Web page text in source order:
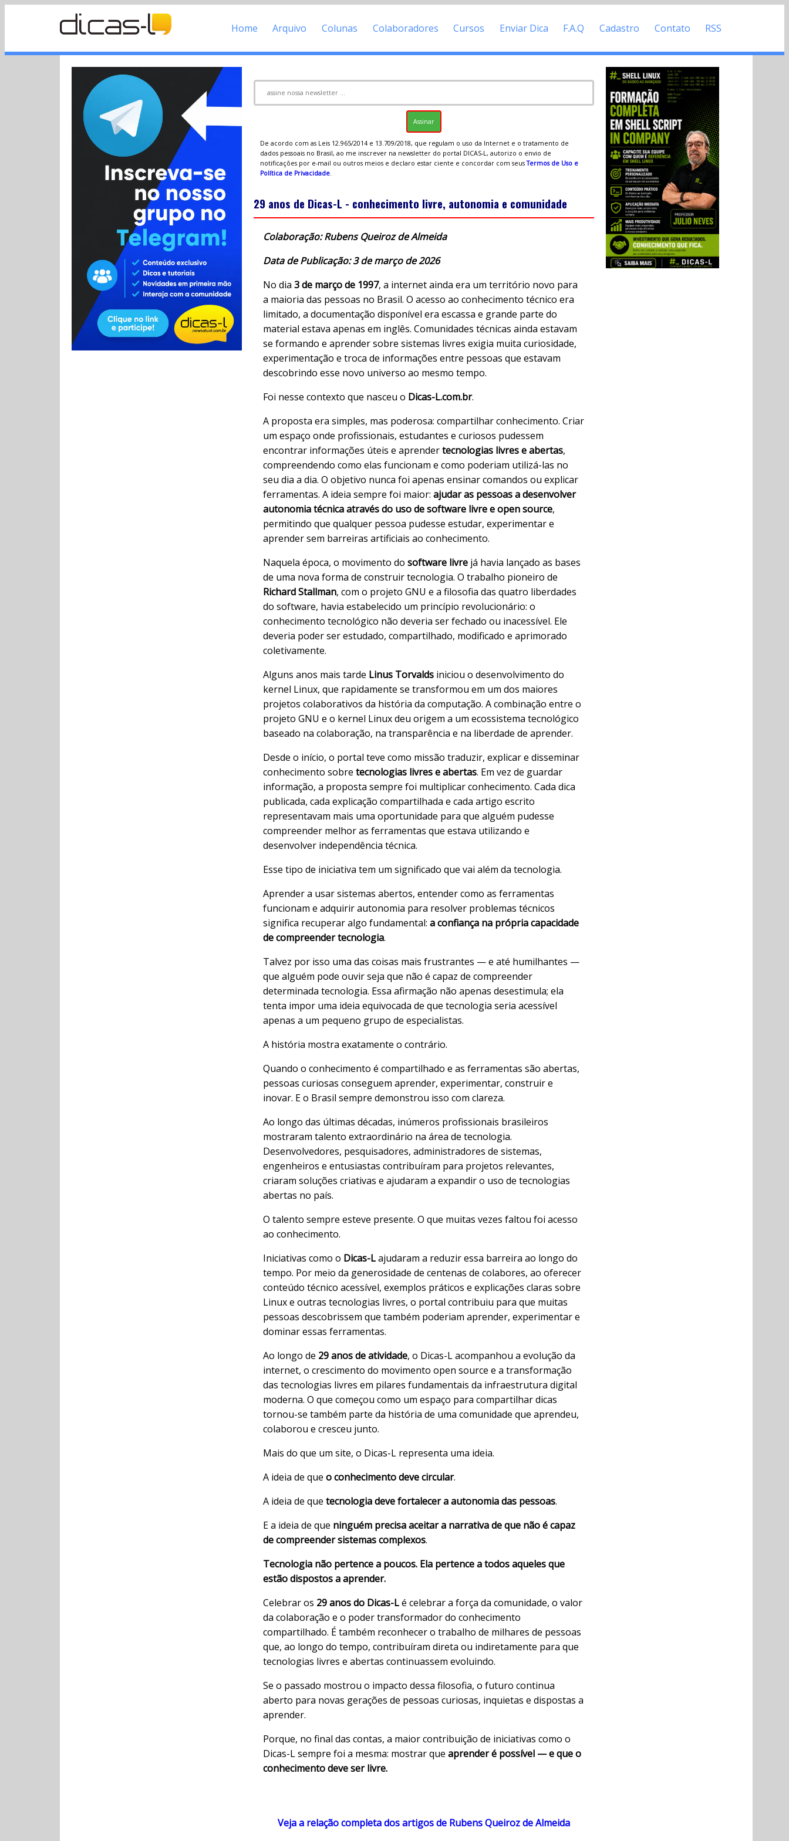
Home Arquivo Colunas Colaboradores Cursos Enviar Dica F.A.Q Cadastro Contato RSS
De acordo com as Leis 12.965/2014 e 13.709/2018, que regulam o uso da Internet e o tratamento de
dados pessoais no Brasil, ao me inscrever na newsletter do portal DICAS-L, autorizo o envio de
notificações por e-mail ou outros meios e declaro estar ciente e concordar com seusTermos de Uso e
Política de Privacidade.
29 anos de Dicas-L - conhecimento livre, autonomia e comunidade
Colaboração: Rubens Queiroz de Almeida
Data de Publicação: 3 de março de 2026
No dia 3 de março de 1997, a internet ainda era um território novo para
a maioria das pessoas no Brasil. O acesso ao conhecimento técnico era
limitado, a documentação disponível era escassa e grande parte do
material estava apenas em inglês. Comunidades técnicas ainda estavam
se formando e aprender sobre sistemas livres exigia muita curiosidade,
experimentação e troca de informações entre pessoas que estavam
descobrindo esse novo universo ao mesmo tempo.
Foi nesse contexto que nasceu o Dicas-L.com.br.
A proposta era simples, mas poderosa: compartilhar conhecimento. Criar
um espaço onde profissionais, estudantes e curiosos pudessem
encontrar informações úteis e aprendertecnologias livres e abertas,
compreendendo como elas funcionam e como poderiam utilizá-las no
seu dia a dia. O objetivo nunca foi apenas ensinar comandos ou explicar
ferramentas. A ideia sempre foi maior: ajudar as pessoas a desenvolver
autonomia técnica através do uso de software livre e open source,
permitindo que qualquer pessoa pudesse estudar, experimentar e
aprender sem barreiras artificiais ao conhecimento.
Naquela época, o movimento do software livre já havia lançado as bases
de uma nova forma de construir tecnologia. O trabalho pioneiro de
Richard Stallman, com o projeto GNU e a filosofia das quatro liberdades
do software, havia estabelecido um princípio revolucionário: o
conhecimento tecnológico não deveria ser fechado ou inacessível. Ele
deveria poder ser estudado, compartilhado, modificado e aprimorado
coletivamente.
Alguns anos mais tarde Linus Torvalds iniciou o desenvolvimento do
kernel Linux, que rapidamente se transformou em um dos maiores
projetos colaborativos da história da computação. A combinação entre o
projeto GNU e o kernel Linux deu origem a um ecossistema tecnológico
baseado na colaboração, na transparência e na liberdade de aprender.
Desde o início, o portal teve como missão traduzir, explicar e disseminar
conhecimento sobre tecnologias livres e abertas. Em vez de guardar
informação, a proposta sempre foi multiplicar conhecimento. Cada dica
publicada, cada explicação compartilhada e cada artigo escrito
representavam mais uma oportunidade para que alguém pudesse
compreender melhor as ferramentas que estava utilizando e
desenvolver independência técnica.
Esse tipo de iniciativa tem um significado que vai além da tecnologia.
Aprender a usar sistemas abertos, entender como as ferramentas
funcionam e adquirir autonomia para resolver problemas técnicos
significa recuperar algo fundamental: a confiança na própria capacidade
de compreender tecnologia.
Talvez por isso uma das coisas mais frustrantes — e até humilhantes —
que alguém pode ouvir seja que não é capaz de compreender
determinada tecnologia. Essa afirmação não apenas desestimula; ela
tenta impor uma ideia equivocada de que tecnologia seria acessível
apenas a um pequeno grupo de especialistas.
A história mostra exatamente o contrário.
Quando o conhecimento é compartilhado e as ferramentas são abertas,
pessoas curiosas conseguem aprender, experimentar, construir e
inovar. E o Brasil sempre demonstrou isso com clareza.
Ao longo das últimas décadas, inúmeros profissionais brasileiros
mostraram talento extraordinário na área de tecnologia.
Desenvolvedores, pesquisadores, administradores de sistemas,
engenheiros e entusiastas contribuíram para projetos relevantes,
criaram soluções criativas e ajudaram a expandir o uso de tecnologias
abertas no país.
O talento sempre esteve presente. O que muitas vezes faltou foi acesso
ao conhecimento.
Iniciativas como o Dicas-Lajudaram a reduzir essa barreira ao longo do
tempo. Por meio da generosidade de centenas de colabores, ao oferecer
conteúdo técnico acessível, exemplos práticos e explicações claras sobre
Linux e outras tecnologias livres, o portal contribuiu para que muitas
pessoas descobrissem que também poderiam aprender, experimentar e
dominar essas ferramentas.
Ao longo de 29 anos de atividade, o Dicas-L acompanhou a evolução da
internet, o crescimento do movimento open source e a transformação
das tecnologias livres em pilares fundamentais da infraestrutura digital
moderna. O que começou como um espaço para compartilhar dicas
tornou-se também parte da história de uma comunidade que aprendeu,
colaborou e cresceu junto.
Mais do que um site, o Dicas-L representa uma ideia.
A ideia de que o conhecimento deve circular.
A ideia de que tecnologia deve fortalecer a autonomia das pessoas.
E a ideia de que ninguém precisa aceitar a narrativa de que não é capaz
de compreender sistemas complexos.
Tecnologia não pertence a poucos. Ela pertence a todos aqueles que
estão dispostos a aprender.
Celebrar os 29 anos do Dicas-Lé celebrar a força da comunidade, o valor
da colaboração e o poder transformador do conhecimento
compartilhado. É também reconhecer o trabalho de milhares de pessoas
que, ao longo do tempo, contribuíram direta ou indiretamente para que
tecnologias livres e abertas continuassem evoluindo.
Se o passado mostrou o impacto dessa filosofia, o futuro continua
aberto para novas gerações de pessoas curiosas, inquietas e dispostas a
aprender.
Porque, no final das contas, a maior contribuição de iniciativas como o
Dicas-L sempre foi a mesma: mostrar que aprender é possível — e que o
conhecimento deve ser livre.
Veja a relação completa dos artigos de Rubens Queiroz de Almeida